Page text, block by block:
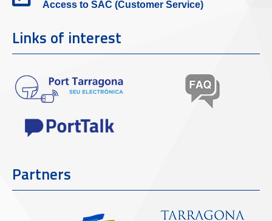
Access to SAC (Customer Service)
Links of interest
Partners